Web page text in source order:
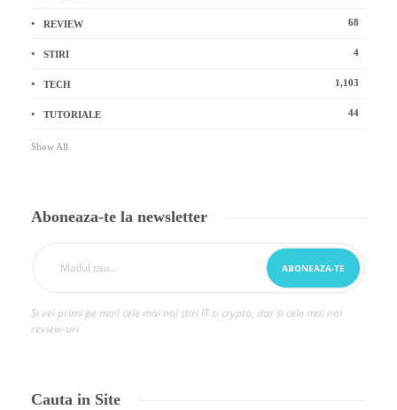
REVIEW 68
STIRI 4
TECH 1,103
TUTORIALE 44
Show All
Aboneaza-te la newsletter
Si vei primi pe mail cele mai noi stiri IT si crypto, dar si cele mai noi
review-uri
Cauta in Site